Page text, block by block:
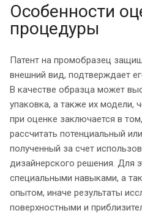
Особенности
процедуры
Патент на промобразец
внешний вид, подтверждает
В качестве образца может
упаковка, а также их модели,
при оценке заключается в
рассчитать потенциальный
полученный за счет
дизайнерского решения. Для
специальными навыками, а
опытом, иначе результаты
поверхностными и